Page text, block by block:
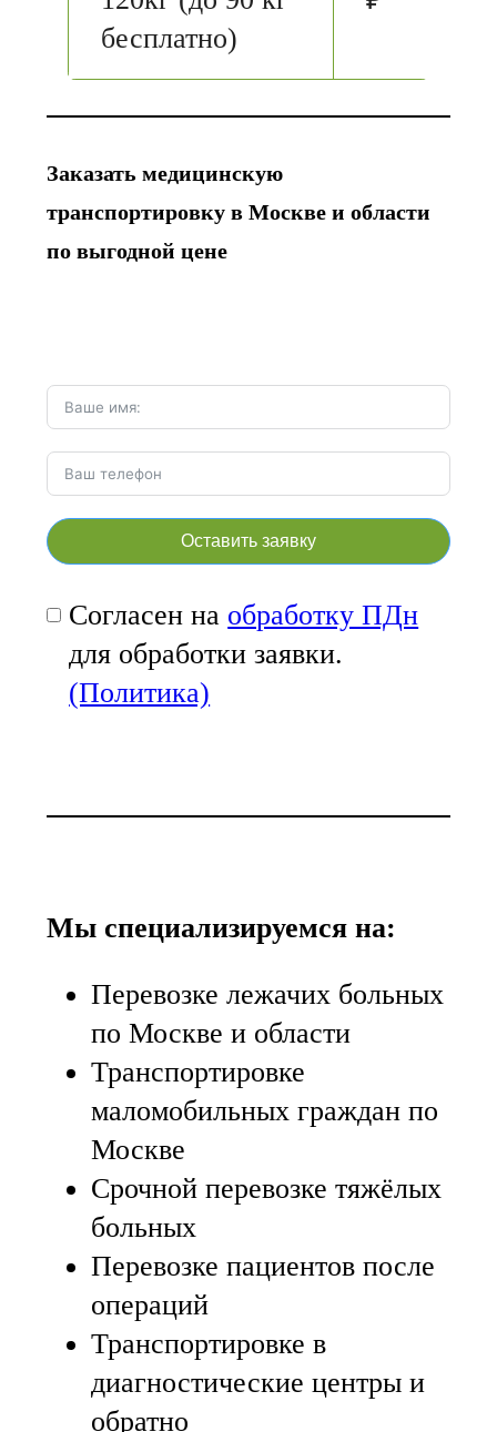
бесплатно)
Заказать медицинскую
транспортировку в Москве и области
по выгодной цене
Оставить заявку
Согласен на обработку ПДн
для обработки заявки.
(Политика)
Мы специализируемся на:
Перевозке лежачих больных
по Москве и области
Транспортировке
маломобильных граждан по
Москве
Срочной перевозке тяжёлых
больных
Перевозке пациентов после
операций
Транспортировке в
диагностические центры и
обратно